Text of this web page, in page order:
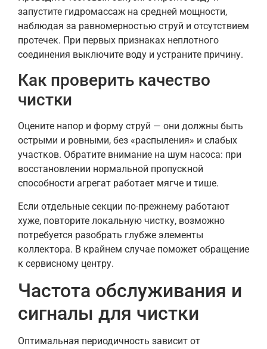
запустите гидромассаж на средней мощности,
наблюдая за равномерностью струй и отсутствием
протечек. При первых признаках неплотного
соединения выключите воду и устраните причину.
Как проверить качество
чистки
Оцените напор и форму струй — они должны быть
острыми и ровными, без «распыления» и слабых
участков. Обратите внимание на шум насоса: при
восстановлении нормальной пропускной
способности агрегат работает мягче и тише.
Если отдельные секции по-прежнему работают
хуже, повторите локальную чистку, возможно
потребуется разобрать глубже элементы
коллектора. В крайнем случае поможет обращение
к сервисному центру.
Частота обслуживания и
сигналы для чистки
Оптимальная периодичность зависит от